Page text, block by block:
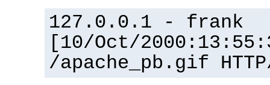
127.0.0.1 - frank
[10/Oct/
/apache_pb.gif